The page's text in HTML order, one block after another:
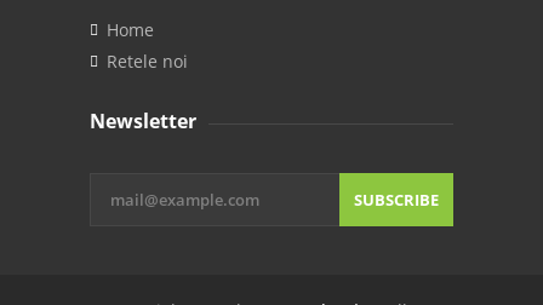
Home
Retele noi
Newsletter
SUBSCRIBE